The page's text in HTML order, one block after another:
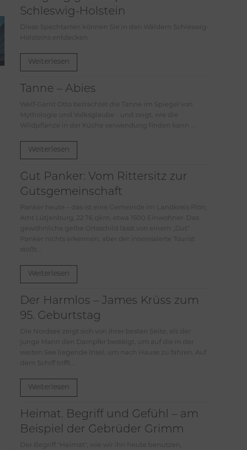
Schleswig-Holstein
Diese Spechtarten können Sie in den Wäldern Schleswig-
Holsteins entdecken
Weiterlesen
Tanne – Abies
Welf-Gerrit Otto betrachtet die Tanne im Spiegel von
Mythologie und Volksglaube - und zeigt, wie die
Wildpflanze in der Küche verwendung finden kann ...
Weiterlesen
Gut Panker: Vom Rittersitz zur
Gutsgemeinschaft
Panker heute – das ist eine Gemeinde im Landkreis Plön,
Amt Lütjenburg, 22.76 qkm, etwa 1500 Einwohner. Das
gewöhnliche gelbe Ortsschild lässt von einem „Gut“
Panker nichts erkennen, aber der interessierte Tourist
stößt...
Weiterlesen
Der Harmlos – James Krüss zum
95. Geburtstag
Die Nordsee zeigt sich von ihrer besten Seite, als der
junge Mann den Dampfer besteigt, um auf die in der
weiten See liegende Insel, um nach Hause zu fahren. Auf
dem Schiff trifft...
Weiterlesen
Heimat. Begriff und Gefühl – am
Beispiel der Gebrüder Grimm
Der Begriff "Heimat", wie wir ihn heute benutzen,